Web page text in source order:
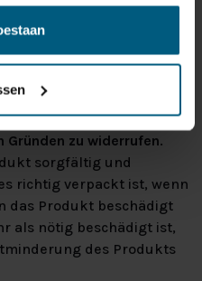
eine Bestellung
Ihnen das Produkt nicht
wünschen. In jedem Fall
bis zu14 Tage
Gründen zu widerrufen.
sorgfältig und
richtig verpackt ist, wenn
das Produkt beschädigt
als nötig beschädigt ist,
des Produkts